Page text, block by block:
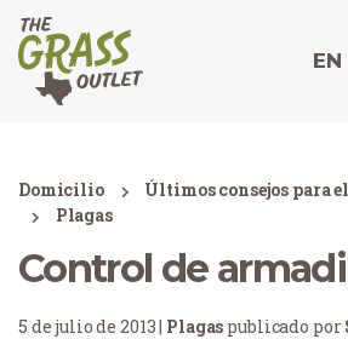
EN
Domicilio
Últimos consejos para
Plagas
Control de
5 de julio de 2013 | Plagas publicado por